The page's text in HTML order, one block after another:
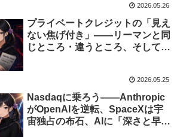
2026.05.26
プライベートクレジットの「見え
ない焦げ付き」――リーマンと同
じところ・違うところ、そして私
2026.05.25
Nasdaqに乗ろう——Anthropic
がOpenAIを逆転、SpaceXは宇
宙独占の布石、AIに「深さと早